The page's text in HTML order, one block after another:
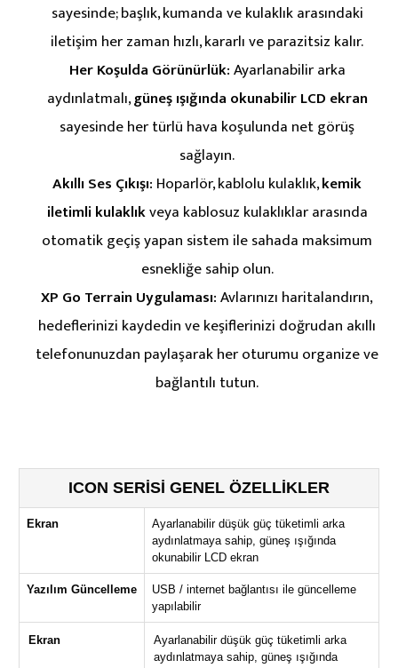
sayesinde; başlık, kumanda ve kulaklık arasındaki
iletişim her zaman hızlı, kararlı ve parazitsiz kalır.
Her Koşulda Görünürlük:Ayarlanabilir arka
aydınlatmalı,güneş ışığında okunabilir LCD ekran
sayesinde her türlü hava koşulunda net görüş
sağlayın.
Akıllı Ses Çıkışı: Hoparlör, kablolu kulaklık,kemik
iletimli kulaklıkveya kablosuz kulaklıklar arasında
otomatik geçiş yapan sistem ile sahada maksimum
esnekliğe sahip olun.
XP Go Terrain Uygulaması:Avlarınızı haritalandırın,
hedeflerinizi kaydedin ve keşiflerinizi doğrudan akıllı
telefonunuzdan paylaşarak her oturumu organize ve
bağlantılı tutun.
ICON SERİSİ GENEL ÖZELLİKLER
Ekran
Ayarlanabilir düşük güç tüketimli arka
aydınlatmaya sahip, güneş ışığında
okunabilir LCD ekran
Yazılım Güncelleme
USB / internet bağlantısı ile güncelleme
yapılabilir
Ekran
Ayarlanabilir düşük güç tüketimli arka
aydınlatmaya sahip, güneş ışığında